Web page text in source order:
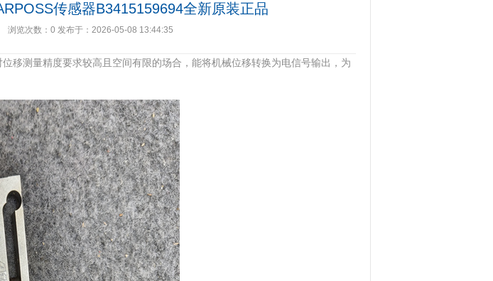
传感器B3415159694全新原装正品
浏览次数： 0 发布于：2026-05-08 13:44:35
移测量精度要求较高且空间有限的场合，能将机械位移转换为电信号输出，为